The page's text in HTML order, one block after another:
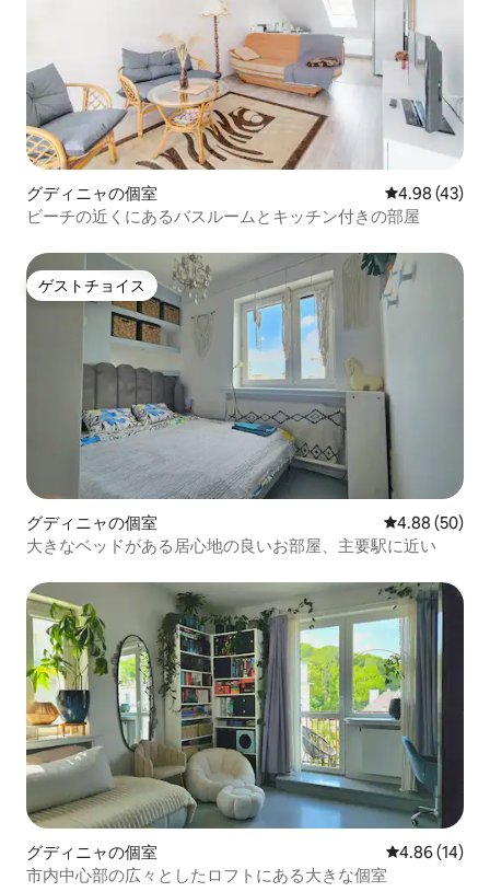
グディニャの個室 レビュー43
4.98 (43)
ビーチの近くにあるバスルームとキッチン付きの部屋
ゲストチョイス
ゲストチョイス
グディニャの個室 レビュー50
4.88 (50)
大きなベッドがある居心地の良いお部屋、主要駅に近い
グディニャの個室 レビュー14
4.86 (14)
市内中心部の広々としたロフトにある大きな個室